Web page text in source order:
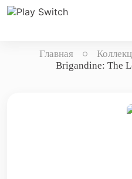
Главная
Brigandine: The